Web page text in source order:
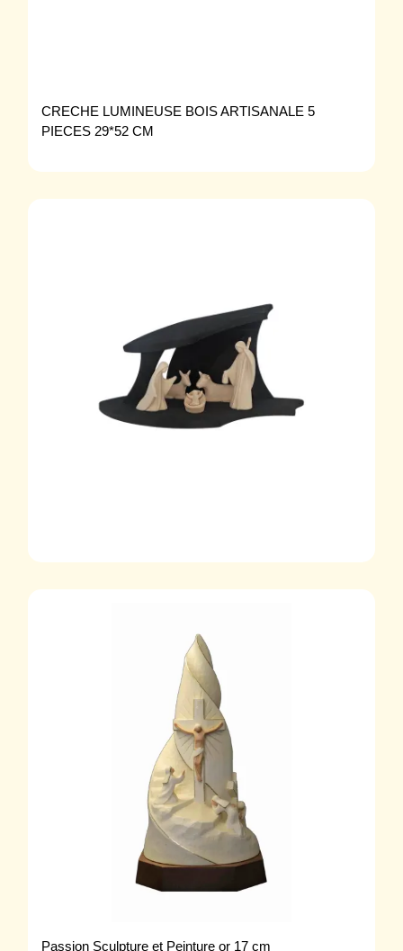
CRECHE LUMINEUSE BOIS ARTISANALE 5
PIECES 29*52 CM
Passion Sculpture et Peinture or 17 cm